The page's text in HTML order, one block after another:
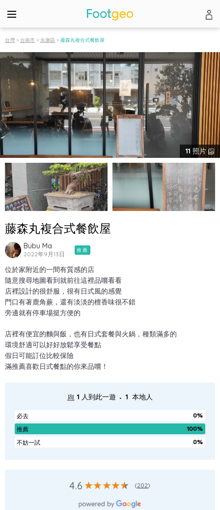
台灣 > 台南市 > 永康區 > 藤森丸複合式餐飲屋
11 照片
藤森丸複合式餐飲屋
Bubu Ma
2022年9月13日
推薦
位於家附近的一間有質感的店
隨意搜尋地圖看到就前往這裡品嚐看看
店裡設計的很舒服，很有日式風的感覺
門口有著鹿角蕨，還有淡淡的檀香味很不錯
旁邊就有停車場挺方便的
店裡有便宜的麵與飯，也有日式套餐與火鍋，種類滿多的
環境舒適可以好好放鬆享受餐點
假日可能訂位比較保險
滿推薦喜歡日式餐點的你來品嚐！
1 人到此一遊 . 1 本地人
必去
0%
推薦
100%
不妨一試
0%
4.6 (202)